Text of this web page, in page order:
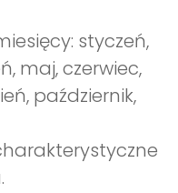
styczeń,
maj, czerwiec,
październik,